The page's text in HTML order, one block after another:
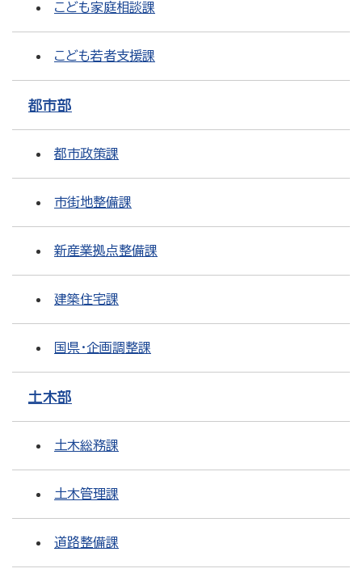
こども家庭相談課
こども若者支援課
都市部
都市政策課
市街地整備課
新産業拠点整備課
建築住宅課
国県・企画調整課
土木部
土木総務課
土木管理課
道路整備課